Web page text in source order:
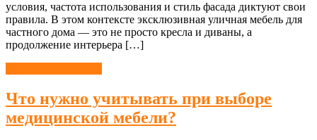
условия, частота использования и стиль фасада диктуют свои
правила. В этом контексте эксклюзивная уличная мебель для
частного дома — это не просто кресла и диваны, а
продолжение интерьера […]
Что нужно учитывать при выборе
медицинской мебели?